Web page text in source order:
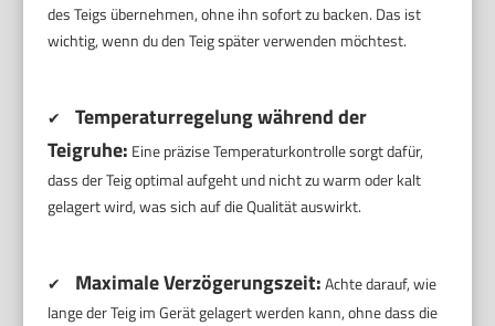
des Teigs übernehmen, ohne ihn sofort zu backen. Das ist
wichtig, wenn du den Teig später verwenden möchtest.
✔
Temperaturregelung während der
Teigruhe: Eine präzise Temperaturkontrolle sorgt dafür,
dass der Teig optimal aufgeht und nicht zu warm oder kalt
gelagert wird, was sich auf die Qualität auswirkt.
✔ Maximale Verzögerungszeit:Achte darauf, wie
lange der Teig im Gerät gelagert werden kann, ohne dass die